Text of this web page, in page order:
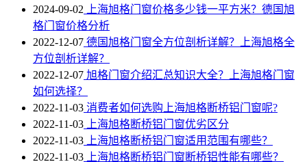
2024-09-02 上海旭格门窗价格多少钱一平方米？德国旭
格门窗价格分析
2022-12-07 德国旭格门窗全方位剖析详解？上海旭格全
方位剖析详解？
2022-12-07 旭格门窗介绍汇总知识大全？上海旭格门窗
如何选择？
2022-11-03 消费者如何选购上海旭格断桥铝门窗呢?
2022-11-03 上海旭格断桥铝门窗优劣区分
2022-11-03 上海旭格​断桥铝门窗适用范围有哪些？
2022-11-03 上海旭格断桥铝门窗断桥铝性能有哪些？